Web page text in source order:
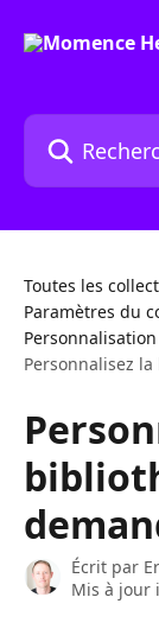
Rechercher un
Toutes les
Paramètres du
Personnalisation
Personnalisez
Écrit par
Mis à jour